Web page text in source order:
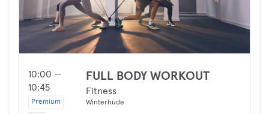
10:00 —
10:45
Premium
FULL BODY WORKOUT
Fitness
Winterhude